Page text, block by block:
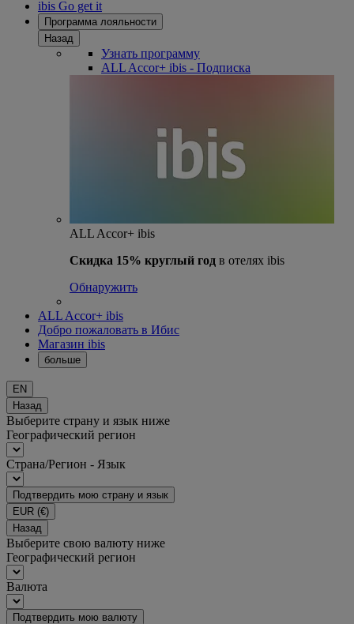
ibis Go get it
Программа лояльности
Назад
Узнать программу
ALL Accor+ ibis - Подписка
ALL Accor+ ibis
Скидка 15% круглый год в отелях ibis
Обнаружить
ALL Accor+ ibis
Добро пожаловать в Ибис
Магазин ibis
больше
EN
Назад
Выберите страну и язык ниже
Географический регион
Страна/Регион - Язык
Подтвердить мою страну и язык
EUR (€)
Назад
Выберите свою валюту ниже
Географический регион
Валюта
Подтвердить мою валюту